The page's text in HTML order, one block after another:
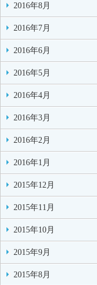
2016年8月
2016年7月
2016年6月
2016年5月
2016年4月
2016年3月
2016年2月
2016年1月
2015年12月
2015年11月
2015年10月
2015年9月
2015年8月